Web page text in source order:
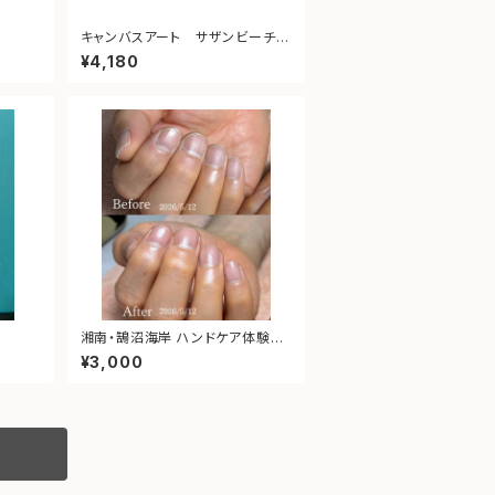
キャンバスアート サザンビーチ茅
ヶ崎
¥4,180
湘南・鵠沼海岸 ハンドケア体験チ
ケット｜大切な人へ癒しの時間を
プレゼント
¥3,000